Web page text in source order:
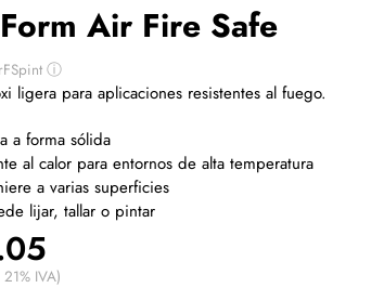
Air Fire Safe
ⓘ
ligera para aplicaciones resistentes al fuego.
a forma sólida
al calor para entornos de alta temperatura
a varias superficies
lijar, tallar o pintar
IVA)